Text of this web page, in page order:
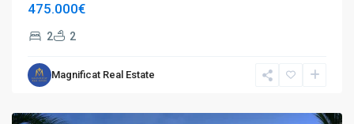
475.000€
2 2
Magnificat Real Estate
T3,